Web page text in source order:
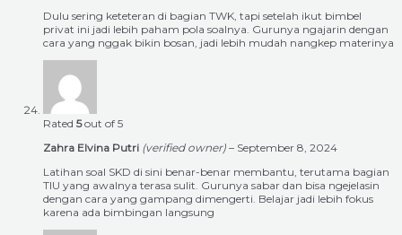
Dulu sering keteteran di bagian TWK, tapi setelah ikut bimbel
privat ini jadi lebih paham pola soalnya. Gurunya ngajarin dengan
cara yang nggak bikin bosan, jadi lebih mudah nangkep materinya
Rated 5out of 5
Zahra Elvina Putri (verified owner) – September 8, 2024
Latihan soal SKD di sini benar-benar membantu, terutama bagian
TIU yang awalnya terasa sulit. Gurunya sabar dan bisa ngejelasin
dengan cara yang gampang dimengerti. Belajar jadi lebih fokus
karena ada bimbingan langsung